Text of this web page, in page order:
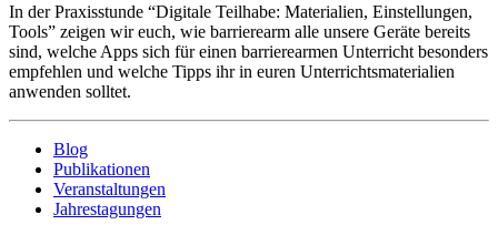
In der Praxisstunde “Digitale Teilhabe: Materialien, Einstellungen,
Tools” zeigen wir euch, wie barrierearm alle unsere Geräte bereits
sind, welche Apps sich für einen barrierearmen Unterricht besonders
empfehlen und welche Tipps ihr in euren Unterrichtsmaterialien
anwenden solltet.
Blog
Publikationen
Veranstaltungen
Jahrestagungen